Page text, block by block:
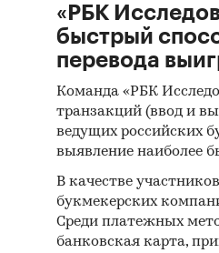
«РБК
быстрый
перевода
Команда «РБК
транзакций (ввод и
ведущих российских
выявление наиболее
В качестве
букмекерских
Среди платежных
банковская карта,